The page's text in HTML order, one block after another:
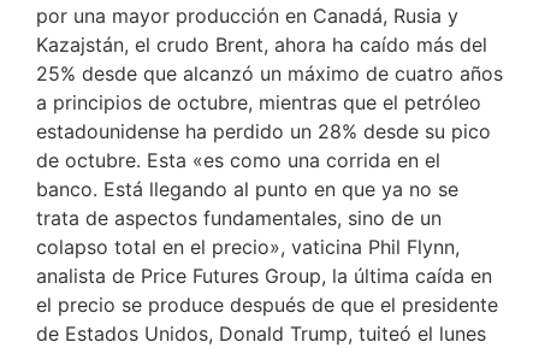
por una mayor producción en Canadá, Rusia y
Kazajstán, el crudo Brent, ahora ha caído más del
25% desde que alcanzó un máximo de cuatro años
a principios de octubre, mientras que el petróleo
estadounidense ha perdido un 28% desde su pico
de octubre. Esta «es como una corrida en el
banco. Está llegando al punto en que ya no se
trata de aspectos fundamentales, sino de un
colapso total en el precio», vaticina Phil Flynn,
analista de Price Futures Group, la última caída en
el precio se produce después de que el presidente
de Estados Unidos, Donald Trump, tuiteó el lunes